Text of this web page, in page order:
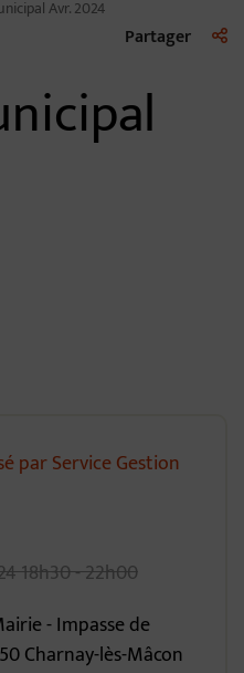
Avr. 2024
Partager
par Service Gestion
18h30 - 22h00
- Impasse de
Charnay-lès-Mâcon